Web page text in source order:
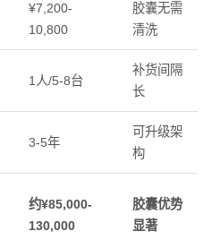
¥7,200-
10,800
胶囊无需
清洗
1人/5-8台
补货间隔
长
3-5年
可升级架
构
约¥85,000-
130,000
胶囊优势
显著